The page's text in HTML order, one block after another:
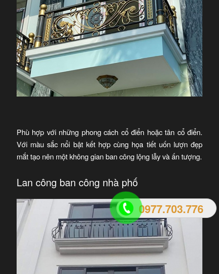
0977.703.776
Phù hợp với những phong cách cổ điển hoặc tân cổ điển.
Với màu sắc nổi bật kết hợp cùng họa tiết uốn lượn đẹp
mắt tạo nên một không gian ban công lộng lẫy và ấn tượng.
Lan công ban công nhà phố